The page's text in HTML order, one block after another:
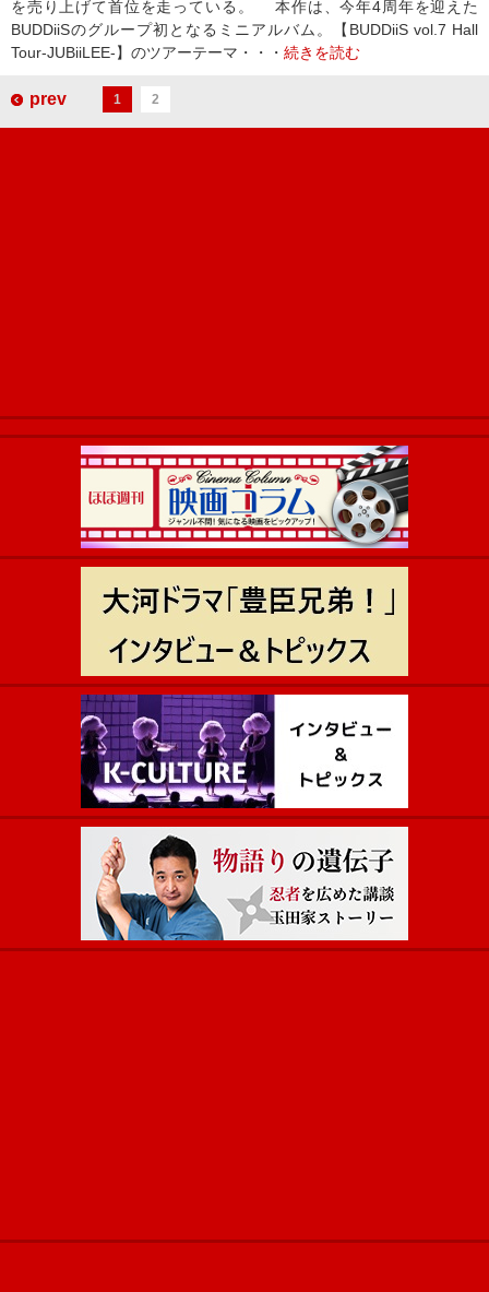
を売り上げて首位を走っている。 本作は、今年4周年を迎えた
BUDDiiSのグループ初となるミニアルバム。【BUDDiiS vol.7 Hall
Tour-JUBiiLEE-】のツアーテーマ・・・ 続きを読む
prev 1 2